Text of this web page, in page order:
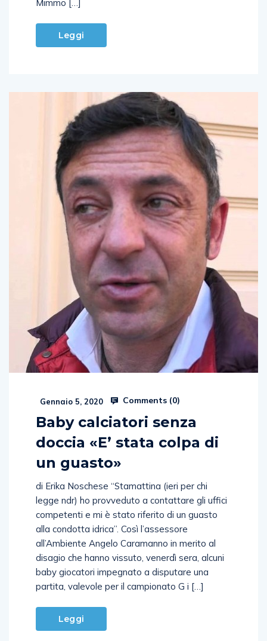
Mimmo […]
Leggi
Gennaio 5, 2020 Comments (0)
Baby calciatori senza
doccia «E’ stata colpa di
un guasto»
di Erika Noschese “Stamattina (ieri per chi
legge ndr) ho provveduto a contattare gli uffici
competenti e mi è stato riferito di un guasto
alla condotta idrica”. Così l’assessore
all’Ambiente Angelo Caramanno in merito al
disagio che hanno vissuto, venerdì sera, alcuni
baby giocatori impegnato a disputare una
partita, valevole per il campionato G i […]
Leggi